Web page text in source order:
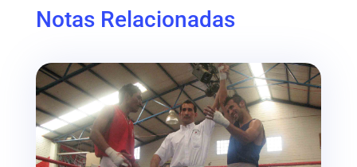
Notas Relacionadas